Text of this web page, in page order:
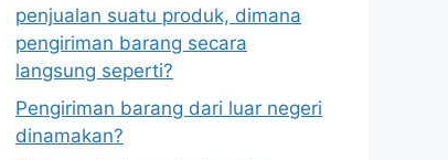
penjualan suatu produk, dimana
pengiriman barang secara
langsung seperti?
Pengiriman barang dari luar negeri
dinamakan?